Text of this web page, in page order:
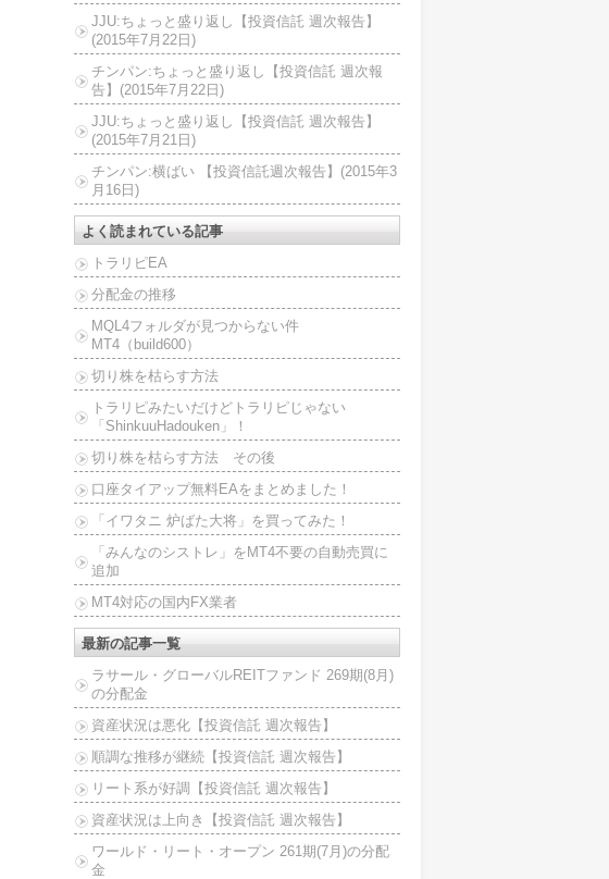
JJU:ちょっと盛り返し【投資信託 週次報告】
(2015年7月22日)
チンパン:ちょっと盛り返し【投資信託 週次報
告】(2015年7月22日)
JJU:ちょっと盛り返し【投資信託 週次報告】
(2015年7月21日)
チンパン:横ばい 【投資信託週次報告】(2015年3
月16日)
よく読まれている記事
トラリピEA
分配金の推移
MQL4フォルダが見つからない件
MT4（build600）
切り株を枯らす方法
トラリピみたいだけどトラリピじゃない
「ShinkuuHadouken」！
切り株を枯らす方法 その後
口座タイアップ無料EAをまとめました！
「イワタニ 炉ばた大将」を買ってみた！
「みんなのシストレ」をMT4不要の自動売買に
追加
MT4対応の国内FX業者
最新の記事一覧
ラサール・グローバルREITファンド 269期(8月)
の分配金
資産状況は悪化【投資信託 週次報告】
順調な推移が継続【投資信託 週次報告】
リート系が好調【投資信託 週次報告】
資産状況は上向き【投資信託 週次報告】
ワールド・リート・オープン 261期(7月)の分配
金